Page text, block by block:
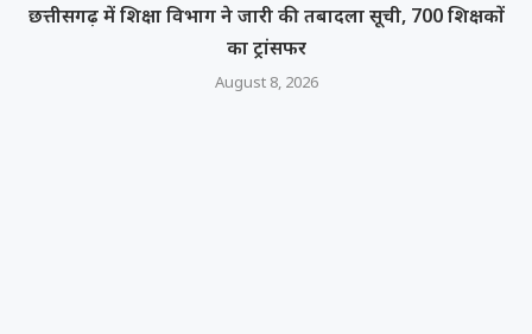
छत्तीसगढ़ में शिक्षा विभाग ने जारी की तबादला सूची, 700 शिक्षकों
का ट्रांसफर
August 8, 2026